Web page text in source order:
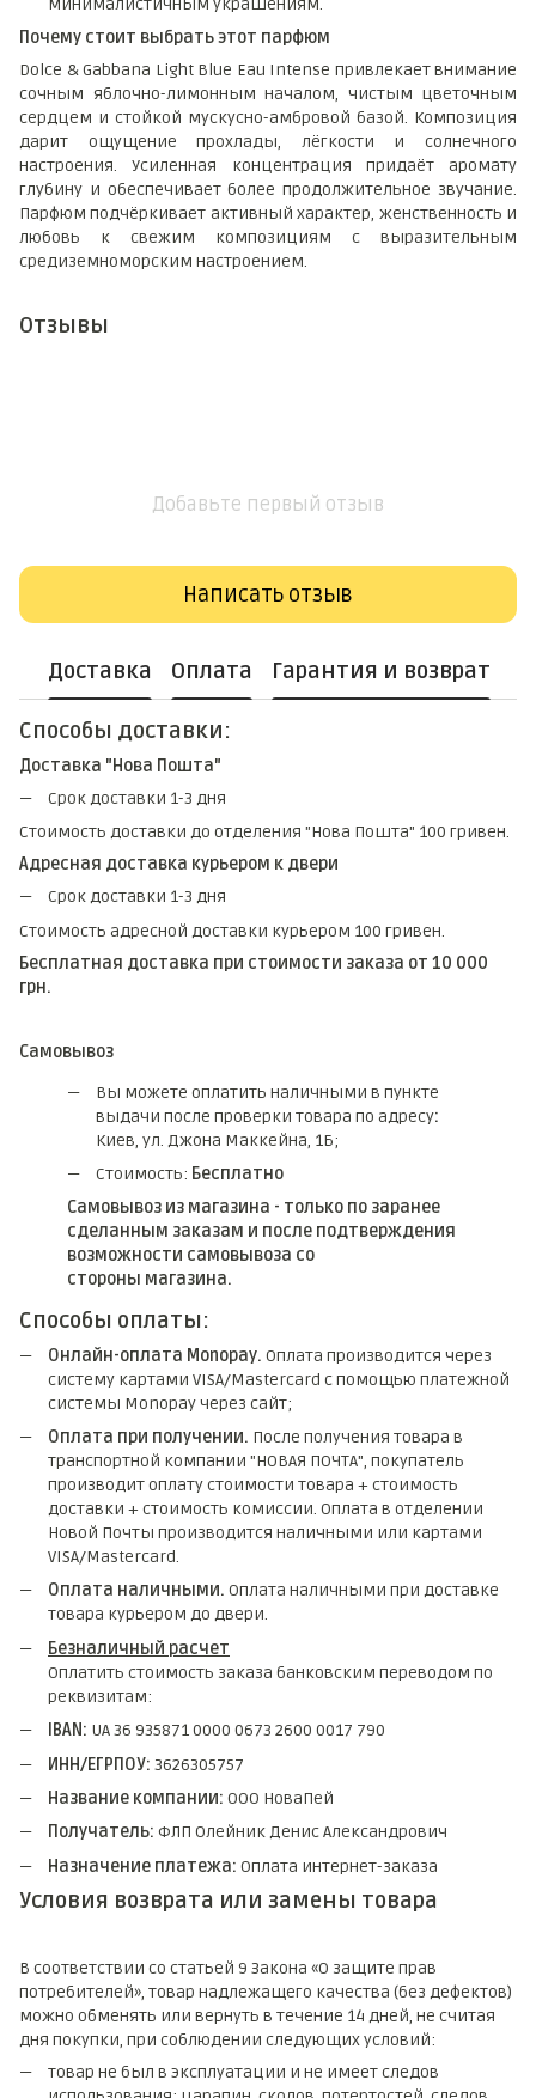
минималистичным украшениям.
Почему стоит выбрать этот парфюм
Dolce & Gabbana Light Blue Eau Intense привлекает внимание
сочным яблочно-лимонным началом, чистым цветочным
сердцем и стойкой мускусно-амбровой базой. Композиция
дарит ощущение прохлады, лёгкости и солнечного
настроения. Усиленная концентрация придаёт аромату
глубину и обеспечивает более продолжительное звучание.
Парфюм подчёркивает активный характер, женственность и
любовь к свежим композициям с выразительным
средиземноморским настроением.
Отзывы
Добавьте первый отзыв
Написать отзыв
Доставка Оплата Гарантия и возврат
Способы доставки:
Доставка "Нова Пошта"
Срок доставки 1-3 дня
Стоимость доставки до отделения "Нова Пошта" 100 гривен.
Адресная доставка курьером к двери
Срок доставки 1-3 дня
Стоимость адресной доставки курьером 100 гривен.
Бесплатная доставка при стоимости заказа от 10 000
грн.
Самовывоз
Вы можете оплатить наличными в пункте
выдачи после проверки товара по адресу:
Киев, ул. Джона Маккейна, 1Б;
Стоимость: Бесплатно
Самовывоз из магазина - только по заранее
сделанным заказам и после подтверждения
возможности самовывоза со
стороны магазина.
Способы оплаты:
Онлайн-оплата Monopay. Оплата производится через
систему картами VISA/Mastercard с помощью платежной
системы Monopay через сайт;
Оплата при получении. После получения товара в
транспортной компании "НОВАЯ ПОЧТА", покупатель
производит оплату стоимости товара + стоимость
доставки + стоимость комиссии. Оплата в отделении
Новой Почты производится наличными или картами
VISA/Mastercard.
Оплата наличными. Оплата наличными при доставке
товара курьером до двери.
Безналичный расчет
Оплатить стоимость заказа банковским переводом по
реквизитам:
IBAN: UA 36 935871 0000 0673 2600 0017 790
ИНН/ЕГРПОУ: 3626305757
Название компании: ООО НоваПей
Получатель: ФЛП Олейник Денис Александрович
Назначение платежа: Оплата интернет-заказа
Условия возврата или замены товара
В соответствии со статьей 9 Закона «О защите прав
потребителей», товар надлежащего качества (без дефектов)
можно обменять или вернуть в течение 14 дней, не считая
дня покупки, при соблюдении следующих условий:
товар не был в эксплуатации и не имеет следов